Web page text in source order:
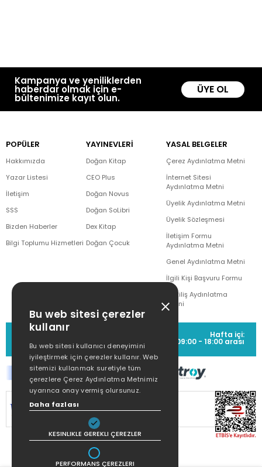
Kampanya ve yeniliklerden
haberdar olmak için e-
bültenimize kayıt olun.
ÜYE OL
POPÜLER
Hakkımızda
Yazar Listesi
İletişim
SSS
Bizden Haberler
Bilgi Toplumu Hizmetleri
YAYINEVLERİ
Doğan Kitap
CEO Plus
Doğan Novus
Doğan SoLibri
Dex Kitap
Doğan Çocuk
YASAL BELGELER
Çerez Aydınlatma Metni
İnternet Sitesi
Aydınlatma Metni
Üyelik Aydınlatma Metni
Üyelik Sözleşmesi
İletişim Formu
Aydınlatma Metni
Genel Aydınlatma Metni
İlgili Kişi Başvuru Formu
Çekiliş Aydınlatma
Metni
MÜŞTERİ HİZMETLERİ
(0212) 373 77 00
Hafta içi:
09:00 - 18:00 arası
SİTEMİZ
KORUNMAKTADIR.
Bu web sitesi çerezler
kullanır
Bu web sitesi kullanıcı deneyimini
iyileştirmek için çerezler kullanır. Web
sitemizi kullanmak suretiyle tüm
çerezlere Çerez Aydınlatma Metnimiz
uyarınca onay vermiş olursunuz.
Daha fazlası
KESINLIKLE GEREKLI ÇEREZLER
PERFORMANS ÇEREZLERI